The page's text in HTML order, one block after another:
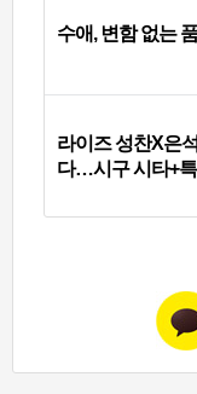
수애, 변함 없는
라이즈 성찬X은
다…시구 시타+